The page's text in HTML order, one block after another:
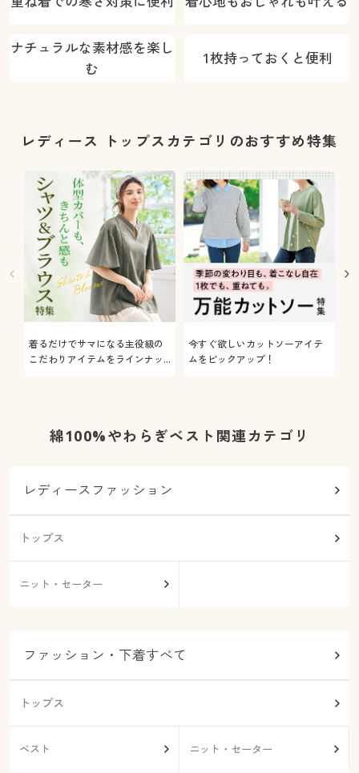
ナチュラルな素材感を楽し
む
1枚持っておくと便利
レディース トップスカテゴリのおすすめ特集
着るだけでサマになる主役級の
こだわりアイテムをラインナッ
今すぐ欲しいカットソーアイテ
ムをピックアップ！
綿100%やわらぎベスト関連カテゴリ
レディースファッション
トップス
ニット・セーター
ファッション・下着すべて
トップス
ベスト ニット・セーター